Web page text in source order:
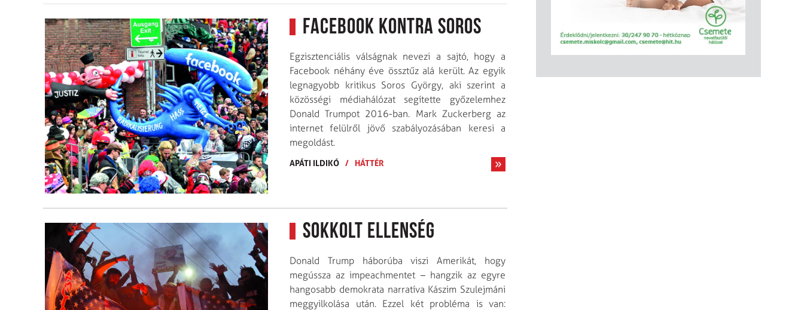
Facebook kontra Soros
Egzisztenciális válságnak nevezi a sajtó, hogy a
Facebook néhány éve össztűz alá került. Az egyik
legnagyobb kritikus Soros György, aki szerint a
közösségi médiahálózat segítette győzelemhez
Donald Trumpot 2016-ban. Mark Zuckerberg az
internet felülről jövő szabályozásában keresi a
megoldást.
APÁTI ILDIKÓ / HÁTTÉR
Sokkolt ellenség
Donald Trump háborúba viszi Amerikát, hogy
megússza az impeachmentet – hangzik az egyre
hangosabb demokrata narratíva Kászim Szulejmáni
meggyilkolása után. Ezzel két probléma is van: